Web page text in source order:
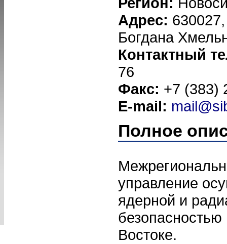
Адрес:
Богдана
Контактный
76
Факс: +7 (383)
E-mail:
Полное
управление
ядерной и
Востоке.